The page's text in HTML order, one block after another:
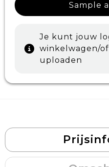
Sample
Je kunt jouw
winkelwagen/
uploaden